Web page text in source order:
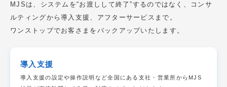
MJSは、システムを“お渡しして終了”するのではなく、コンサ
ルティングから導入支援、アフターサービスまで。
ワンストップでお客さまをバックアップいたします。
導入支援
導入支援の設定や操作説明など全国にある支社・営業所からMJS